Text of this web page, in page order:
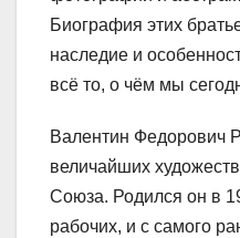
Биография этих
наследие и
всё то, о чём мы
Валентин Федорович
величайших
Союза. Родился он в
рабочих, и с самого